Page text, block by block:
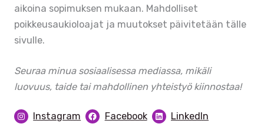
aikoina sopimuksen mukaan. Mahdolliset
poikkeusaukioloajat ja muutokset päivitetään tälle
sivulle.
Seuraa minua sosiaalisessa mediassa, mikäli
luovuus, taide tai mahdollinen yhteistyö kiinnostaa!
Instagram Facebook LinkedIn